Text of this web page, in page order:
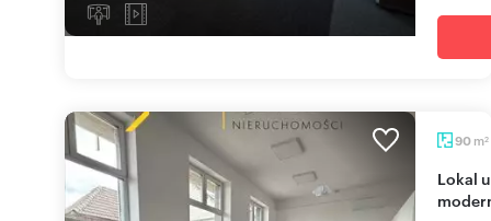
90 m2
Lokal usługowy 90 m2 z witrynami, parkingiem,